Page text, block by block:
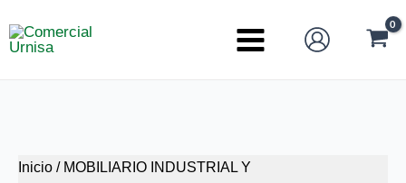
al
Main
Inicio / MOBILIARIO INDUSTRIAL Y